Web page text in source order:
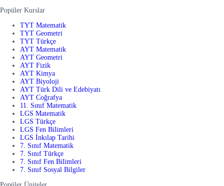
Popüler Kurslar
TYT Matematik
TYT Geometri
TYT Türkçe
AYT Matematik
AYT Geometri
AYT Fizik
AYT Kimya
AYT Biyoloji
AYT Türk Dili ve Edebiyatı
AYT Coğrafya
11. Sınıf Matematik
LGS Matematik
LGS Türkçe
LGS Fen Bilimleri
LGS İnkılap Tarihi
7. Sınıf Matematik
7. Sınıf Türkçe
7. Sınıf Fen Bilimleri
7. Sınıf Sosyal Bilgiler